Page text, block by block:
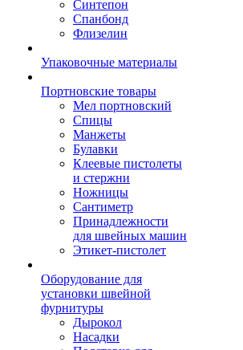
Синтепон
Спанбонд
Флизелин
Упаковочные материалы
Портновские товары
Мел портновский
Спицы
Манжеты
Булавки
Клеевые пистолеты
и стержни
Ножницы
Сантиметр
Принадлежности
для швейных машин
Этикет-пистолет
Оборудование для
установки швейной
фурнитуры
Дырокол
Насадки